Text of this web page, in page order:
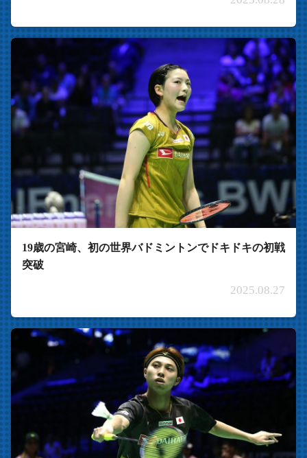
19歳の宮崎、初の世界バドミントンでドキドキの初戦
突破
2025.08.27